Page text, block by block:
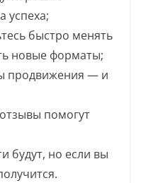
успеха;
быстро менять
новые форматы;
продвижения — и
помогут
будут, но если вы